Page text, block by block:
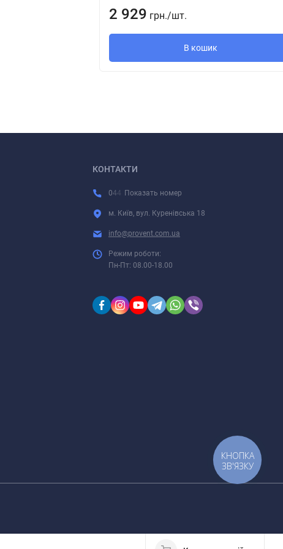
2 929 грн./шт.
В кошик
КОНТАКТИ
044 Показать номер
м. Київ, вул. Куренівська 18
info@provent.com.ua
Режим роботи:
Пн-Пт: 08.00-18.00
КНОПКА
ЗВ'ЯЗКУ